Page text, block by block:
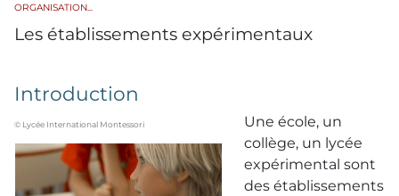
ORGANISATION...
Les établissements expérimentaux
Introduction
© Lycée International Montessori
Une école, un
collège, un lycée
expérimental sont
des établissements